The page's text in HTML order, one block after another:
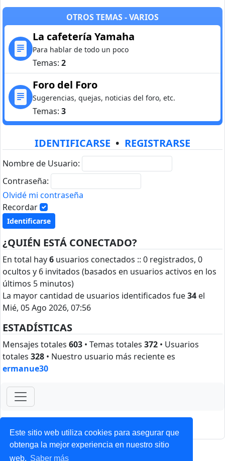
Este sitio web utiliza cookies para asegurar que
obtenga la mejor experiencia en nuestro sitio
web. Saber más
OTROS TEMAS - VARIOS
La cafetería Yamaha
Para hablar de todo un poco
Temas: 2
Foro del Foro
Sugerencias, quejas, noticias del foro, etc.
Temas: 3
IDENTIFICARSE • REGISTRARSE
Nombre de Usuario:
Contraseña:
Olvidé mi contraseña
Recordar
¿QUIÉN ESTÁ CONECTADO?
En total hay6 usuarios conectados :: 0 registrados, 0
ocultos y 6 invitados (basados en usuarios activos en los
últimos 5 minutos)
La mayor cantidad de usuarios identificados fue34 el
Mié, 05 Ago 2026, 07:56
ESTADÍSTICAS
Mensajes totales 603 • Temas totales 372 • Usuarios
totales 328 • Nuestro usuario más reciente es
ermanue30
ForoClub 2025
Privacidad| Condiciones